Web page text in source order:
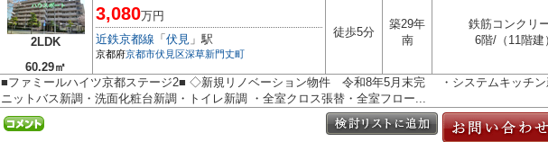
2LDK
60.29㎡
3,080万円
近鉄京都線 「 伏見 」駅
京都府京都市伏見区深草新門丈町
徒歩5分
築29年
南
鉄筋コンクリ
6階/（11階建）
■ファミールハイツ京都ステージ2■ ◇新規リノベーション物件 令和8年5月末完 ・システムキッチン
ニットバス新調・洗面化粧台新調・トイレ新調 ・全室クロス張替・全室フロー...